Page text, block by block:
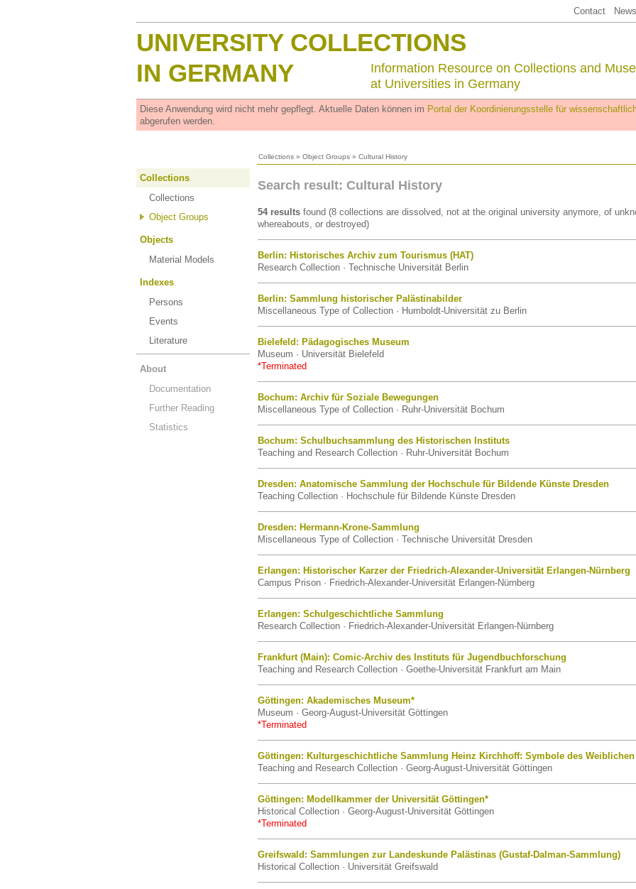
Contact
UNIVERSITY COLLECTIONS
IN GERMANY
Information Resource on Collections and
at Universities in Germany
Diese Anwendung wird nicht mehr gepflegt. Aktuelle Daten können im Portal der Koordinierungsstelle für
abgerufen werden.
Collections » Object Groups » Cultural History
Collections
Collections
Object Groups
Objects
Material Models
Indexes
Persons
Events
Literature
About
Documentation
Further Reading
Statistics
Search result: Cultural History
54 results found (8 collections are dissolved, not at the original university anymore, of
whereabouts, or destroyed)
Berlin: Historisches Archiv zum Tourismus (HAT)
Research Collection · Technische Universität Berlin
Berlin: Sammlung historischer Palästinabilder
Miscellaneous Type of Collection · Humboldt-Universität zu Berlin
Bielefeld: Pädagogisches Museum
Museum · Universität Bielefeld
*Terminated
Bochum: Archiv für Soziale Bewegungen
Miscellaneous Type of Collection · Ruhr-Universität Bochum
Bochum: Schulbuchsammlung des Historischen Instituts
Teaching and Research Collection · Ruhr-Universität Bochum
Dresden: Anatomische Sammlung der Hochschule für Bildende Künste Dresden
Teaching Collection · Hochschule für Bildende Künste Dresden
Dresden: Hermann-Krone-Sammlung
Miscellaneous Type of Collection · Technische Universität Dresden
Erlangen: Historischer Karzer der Friedrich-Alexander-Universität Erlangen-Nürnberg
Campus Prison · Friedrich-Alexander-Universität Erlangen-Nürnberg
Erlangen: Schulgeschichtliche Sammlung
Research Collection · Friedrich-Alexander-Universität Erlangen-Nürnberg
Frankfurt (Main): Comic-Archiv des Instituts für Jugendbuchforschung
Teaching and Research Collection · Goethe-Universität Frankfurt am Main
Göttingen: Akademisches Museum*
Museum · Georg-August-Universität Göttingen
*Terminated
Göttingen: Kulturgeschichtliche Sammlung Heinz Kirchhoff: Symbole des Weiblichen
Teaching and Research Collection · Georg-August-Universität Göttingen
Göttingen: Modellkammer der Universität Göttingen*
Historical Collection · Georg-August-Universität Göttingen
*Terminated
Greifswald: Sammlungen zur Landeskunde Palästinas (Gustaf-Dalman-Sammlung)
Historical Collection · Universität Greifswald